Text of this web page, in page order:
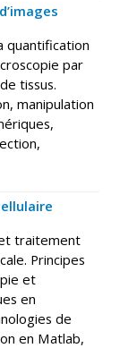
quantification
par
tissus.
manipulation
traitement
Principes
et
en
de
en Matlab,